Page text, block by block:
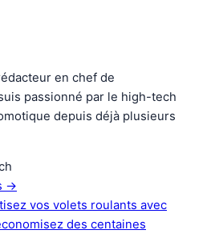
en chef de
passionné par le high-tech
depuis déjà plusieurs
→
vos volets roulants avec
des centaines